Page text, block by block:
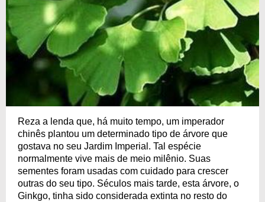
Reza a lenda que, há muito tempo, um imperador
chinês plantou um determinado tipo de árvore que
gostava no seu Jardim Imperial. Tal espécie
normalmente vive mais de meio milênio. Suas
sementes foram usadas com cuidado para crescer
outras do seu tipo. Séculos mais tarde, esta árvore, o
Ginkgo, tinha sido considerada extinta no resto do